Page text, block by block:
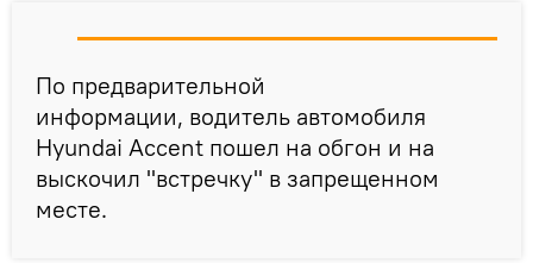
По предварительной
информации, водитель автомобиля
Hyundai Accent пошел на обгон и на
выскочил "встречку" в запрещенном
месте.